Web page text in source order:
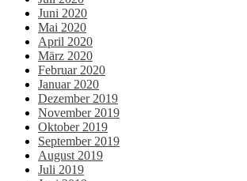
Juni 2020
Mai 2020
April 2020
März 2020
Februar 2020
Januar 2020
Dezember 2019
November 2019
Oktober 2019
September 2019
August 2019
Juli 2019